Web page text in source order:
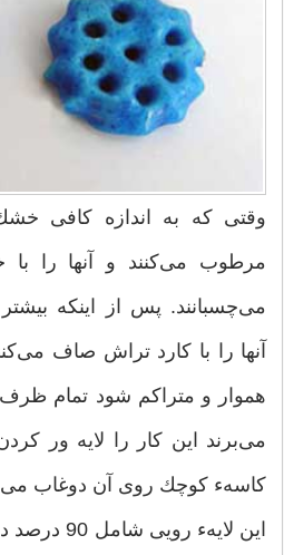
وقتی كه به اندازه كافی
مرطوب می‌كنند و آنها را با
می‌چسبانند. پس از اینكه
آنها را با كارد تراش صاف
هموار و متراكم شود تمام
می‌برند این كار را لایه ور
كاسهء كوچك روی آن دوغاب
این لایهء